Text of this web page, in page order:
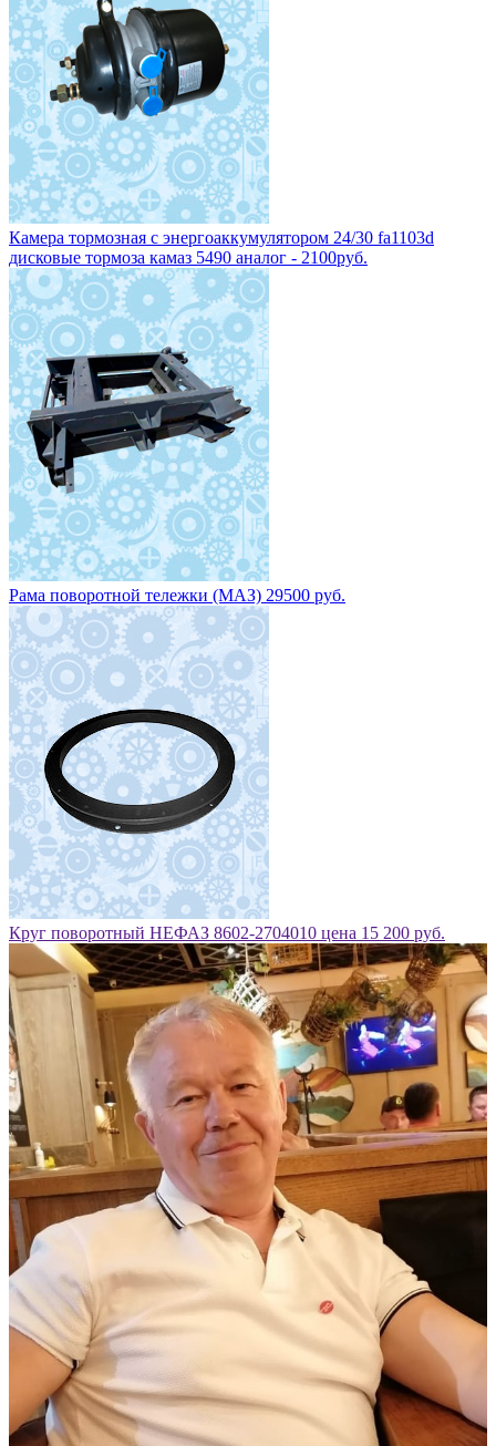
Камера тормозная с энергоаккумулятором 24/30 fa1103d
дисковые тормоза камаз 5490 аналог - 2100руб.
Рама поворотной тележки (МАЗ) 29500 руб.
Круг поворотный НЕФАЗ 8602-2704010 цена 15 200 руб.